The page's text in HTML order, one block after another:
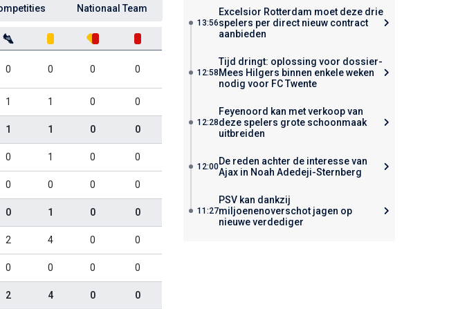
Nationaal Team
0 0 0 0
1 1 0 0
1 1 0 0
0 1 0 0
0 0 0 0
0 1 0 0
2 4 0 0
0 0 0 0
2 4 0 0
13:56
Excelsior Rotterdam moet deze drie
spelers per direct nieuw contract
aanbieden
12:58
Tijd dringt: oplossing voor dossier-
Mees Hilgers binnen enkele weken
nodig voor FC Twente
12:28
Feyenoord kan met verkoop van
deze spelers grote schoonmaak
uitbreiden
12:00De reden achter de interesse van
Ajax in Noah Adedeji-Sternberg
11:27
PSV kan dankzij
miljoenenoverschot jagen op
nieuwe verdediger